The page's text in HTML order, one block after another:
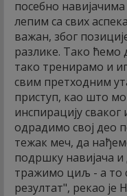
посебно
лепим са свих
важан, због
разлике. Тако ћемо
тако тренирамо и
свим претходним
приступ, као што
инспирацију сваког
одрадимо свој део
тежак меч, да
подршку навијача
тражимо циљ - а то
резултат", рекао је